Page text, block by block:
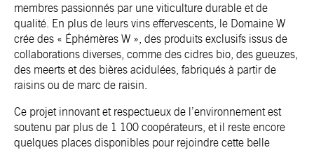
membres passionnés par une viticulture durable et de
qualité. En plus de leurs vins effervescents, le Domaine W
crée des « Éphémères W », des produits exclusifs issus de
collaborations diverses, comme des cidres bio, des gueuzes,
des meerts et des bières acidulées, fabriqués à partir de
raisins ou de marc de raisin.
Ce projet innovant et respectueux de l’environnement est
soutenu par plus de 1 100 coopérateurs, et il reste encore
quelques places disponibles pour rejoindre cette belle